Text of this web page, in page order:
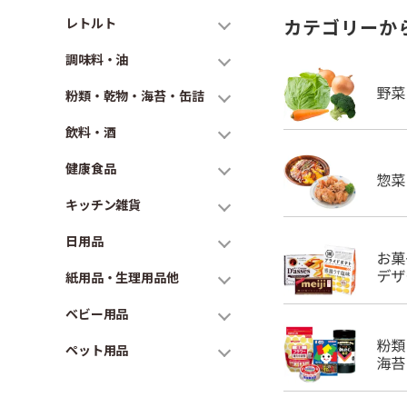
レトルト
調味料・油
粉類・乾物・海苔・缶詰
飲料・酒
健康食品
キッチン雑貨
日用品
紙用品・生理用品他
ベビー用品
ペット用品
カテゴリーか